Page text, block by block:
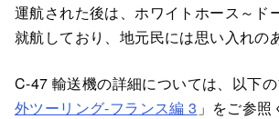
運航された後は、ホワイトホース～ド
就航しており、地元民には思い入れの
C-47 輸送機の詳細については、以下
外ツーリング-フランス編 3 」をご参照